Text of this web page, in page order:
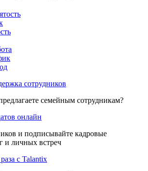
сотрудников
семейным сотрудникам?
онлайн
и подписывайте кадровые
и личных встреч
с Talantix